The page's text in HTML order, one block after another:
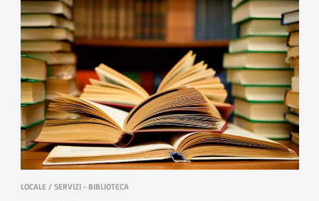
LOCALE / SERVIZI - BIBLIOTECA